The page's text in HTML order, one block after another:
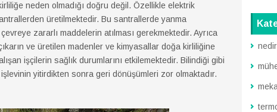
neden olmadığı doğru değil. Özellikle elektrik
üretilmektedir. Bu santrallerde yanma
zararlı maddelerin atılması gerekmektedir. Ayrıca
ve üretilen madenler ve kimyasallar doğa kirliliğine
işçilerin sağlık durumlarını etkilemektedir. Bilindiği gibi
yitirdikten sonra geri dönüşümleri zor olmaktadır.